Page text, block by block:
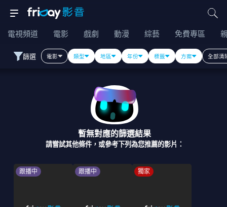
電視頻道 電影 戲劇 動漫 綜藝 免費專區
篩選 電影 類型 地區 年份 標籤 方案 全部清
暫無對應的篩選結果
請嘗試其他條件，或參考下列為您推薦的影片：
跟播中 跟播中 獨家